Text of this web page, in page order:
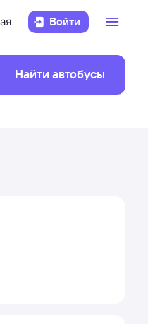
Войти
Найти автобусы